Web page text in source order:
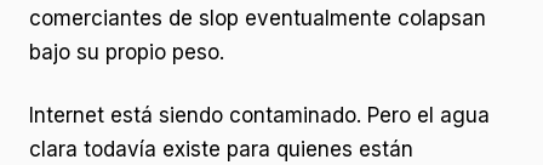
comerciantes de slop eventualmente colapsan
bajo su propio peso.
Internet está siendo contaminado. Pero el agua
clara todavía existe para quienes están